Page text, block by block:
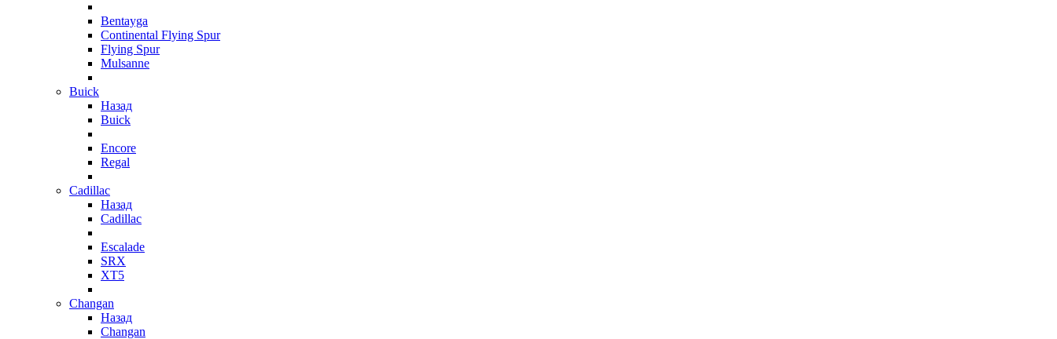
Bentayga
Continental Flying Spur
Flying Spur
Mulsanne
Buick
Назад
Buick
Encore
Regal
Cadillac
Назад
Cadillac
Escalade
SRX
XT5
Changan
Назад
Changan